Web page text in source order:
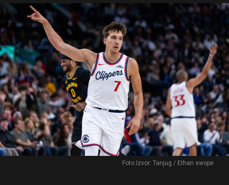
Foto Izvor: Tanjug / Ethan swope